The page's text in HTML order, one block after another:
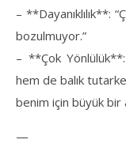
– **Dayanıklılık**:
bozulmuyor.”
– **Çok Yönlülük**:
hem de balık
benim için büyük bir
—